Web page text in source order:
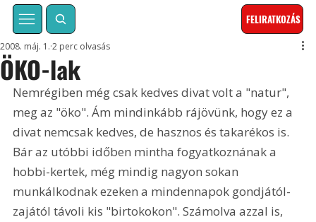
FELIRATKOZÁS
ÖKO-lak
2008. máj. 1. 2 perc olvasás
Nemrégiben még csak kedves divat volt a "natur",
meg az "öko". Ám mindinkább rájövünk, hogy ez a
divat nemcsak kedves, de hasznos és takarékos is.
Bár az utóbbi időben mintha fogyatkoznának a
hobbi-kertek, még mindig nagyon sokan
munkálkodnak ezeken a mindennapok gondjától-
zajától távoli kis "birtokokon". Számolva azzal is,